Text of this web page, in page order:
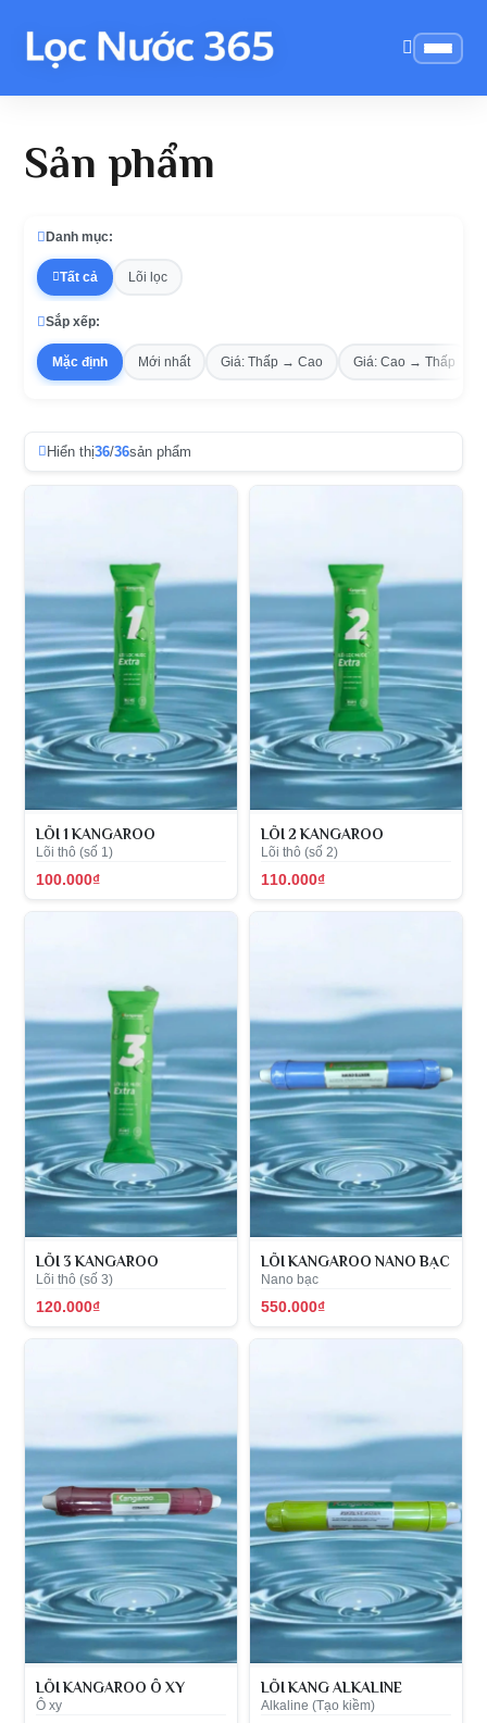
Sản phẩm
Danh mục:
Tất cả Lõi lọc
Sắp xếp:
Mặc định Mới nhất Giá: Thấp → Cao Giá: Cao → Thấp
Hiển thị36/36sản phẩm
LÕI 1 KANGAROO
Lõi thô (số 1)
100.000₫
LÕI 2 KANGAROO
Lõi thô (số 2)
110.000₫
LÕI 3 KANGAROO
Lõi thô (số 3)
120.000₫
LÕI KANGAROO NANO BẠC
Nano bạc
550.000₫
LÕI KANGAROO Ô XY
Ô xy
LÕI KANG ALKALINE
Alkaline (Tạo kiềm)